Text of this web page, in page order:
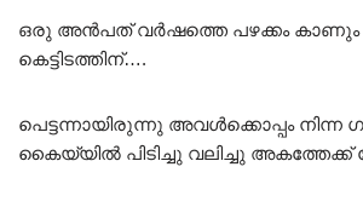
ഒരു അൻപത് വർഷത്തെ പഴക്കം
കെട്ടിടത്തിന്….
പെട്ടന്നായിരുന്നു അവൾക്കൊപ്പം
കൈയ്യിൽ പിടിച്ചു വലിച്ചു അകത്തേക്ക്